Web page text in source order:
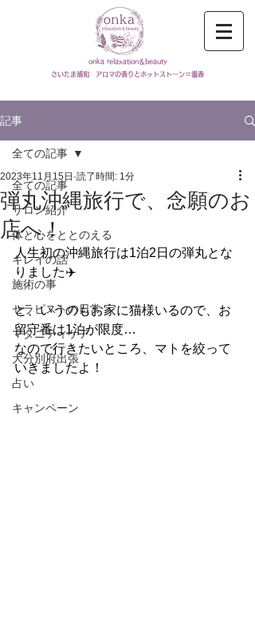
onka relaxation＆beauty
​さいたま浦和 アロマの香りとホットストーン＝温香
記事
全ての記事
サロン紹介
体と心をととのえる
キレイの話
施術の事
セラピストの日常
マタニティケア
大分別府出張
占い
キャンペーン
全ての記事
弾丸沖縄旅行で、念願のお
店へ！
2023年11月15日 読了時間: 1分
人生初の沖縄旅行は1泊2日の弾丸とな
りました✈️
と、いうのもお家に猫様いるので、お
留守番は1泊が限度…
なので行きたいところ、マトを絞って
いきましたよ！